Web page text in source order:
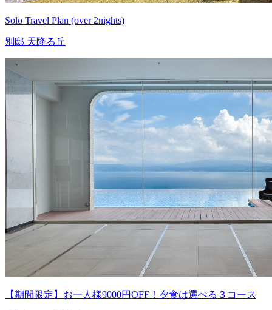
Solo Travel Plan (over 2nights)
別邸 天降る丘
【期間限定】お一人様9000円OFF！夕食は選べる３コース